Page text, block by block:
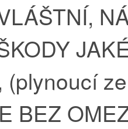
(plynoucí
BEZ